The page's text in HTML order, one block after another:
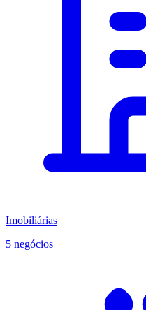
Imobiliárias
5 negócios